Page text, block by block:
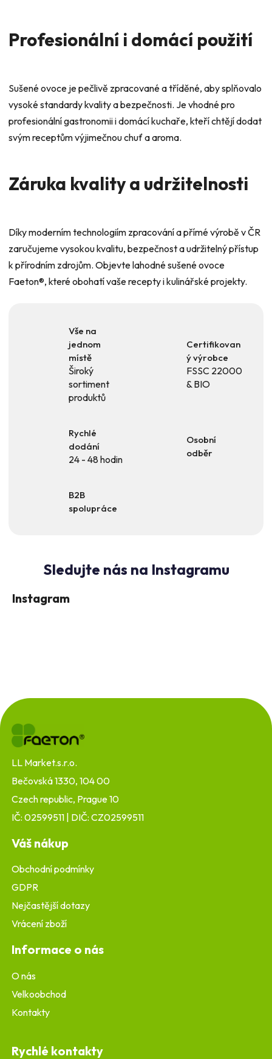
Profesionální i domácí použití
Sušené ovoce je pečlivě zpracované a tříděné, aby splňovalo
vysoké standardy kvality a bezpečnosti. Je vhodné pro
profesionální gastronomii i domácí kuchaře, kteří chtějí dodat
svým receptům výjimečnou chuť a aroma.
Záruka kvality a udržitelnosti
Díky moderním technologiím zpracování a přímé výrobě v ČR
zaručujeme vysokou kvalitu, bezpečnost a udržitelný přístup
k přírodním zdrojům. Objevte lahodné sušené ovoce
Faeton®, které obohatí vaše recepty i kulinářské projekty.
Vše na
jednom
místě
Široký
sortiment
produktů
Certifikovan
ý výrobce
FSSC 22000
& BIO
Rychlé
dodání
24 - 48 hodin
Osobní
odběr
B2B
spolupráce
Instagram
á
p
LL Market.s.r.o.
Bečovská 1330, 104 00
Czech republic, Prague 10
IČ: 02599511 | DIČ: CZ02599511
Váš nákup
Obchodní podmínky
GDPR
Nejčastější dotazy
Vrácení zboží
Informace o nás
O nás
Velkoobchod
Kontakty
Rychlé kontakty